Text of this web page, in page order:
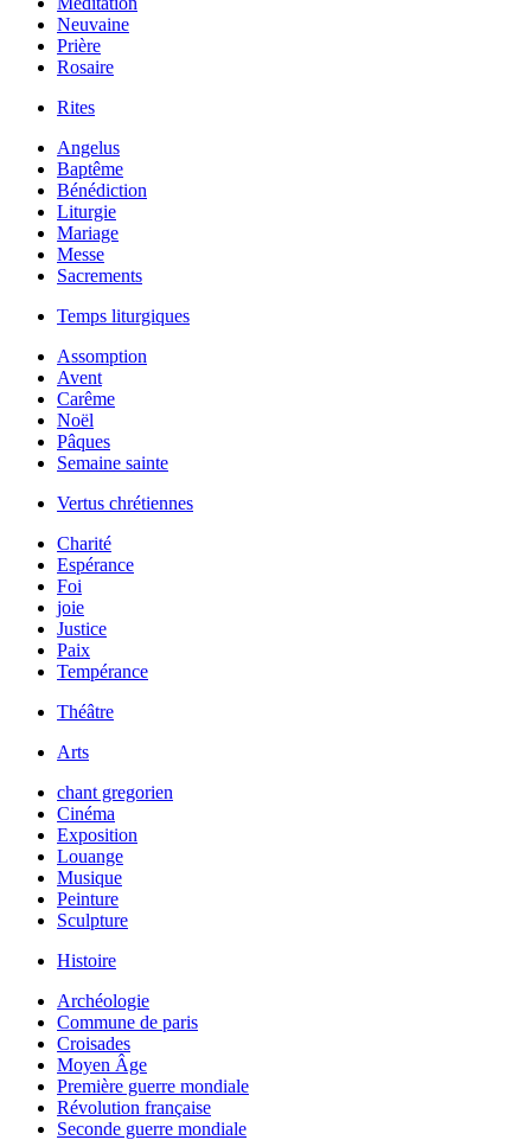
Neuvaine
Prière
Rosaire
Rites
Angelus
Baptême
Bénédiction
Liturgie
Mariage
Messe
Sacrements
Temps liturgiques
Assomption
Avent
Carême
Noël
Pâques
Semaine sainte
Vertus chrétiennes
Charité
Espérance
Foi
joie
Justice
Paix
Tempérance
Théâtre
Arts
chant gregorien
Cinéma
Exposition
Louange
Musique
Peinture
Sculpture
Histoire
Archéologie
Commune de paris
Croisades
Moyen Âge
Première guerre mondiale
Révolution française
Seconde guerre mondiale